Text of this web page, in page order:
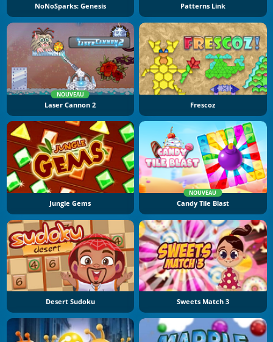
NoNoSparks: Genesis Patterns Link
NOUVEAU
Laser Cannon 2 Frescoz
Jungle Gems
NOUVEAU
Candy Tile Blast
Desert Sudoku Sweets Match 3